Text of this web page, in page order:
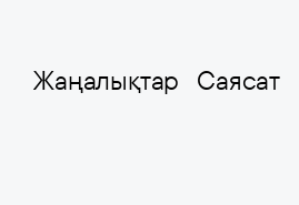
Жаңалықтар Саясат